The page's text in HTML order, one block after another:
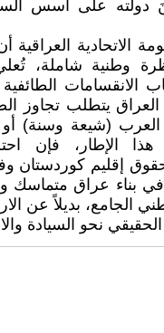
دولته على أسس
الاتحادية العراقية
وطنية شاملة،
الانقسامات الطائفية
العراق يتطلب تجاوز
العرب (شيعة وسنة) أو
الإطار، فإن
إقليم كوردستان
في بناء عراق متماسك
الجامع، بديلاً عن
نحو السيادة